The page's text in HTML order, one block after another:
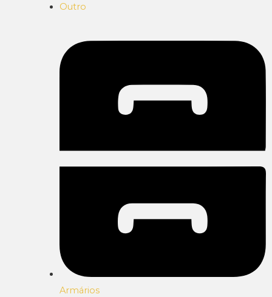
Outro
Armários